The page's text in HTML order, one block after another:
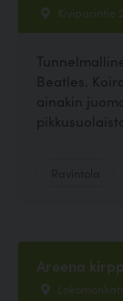
Kiviparintie
Beatles.
ainakin
Areena